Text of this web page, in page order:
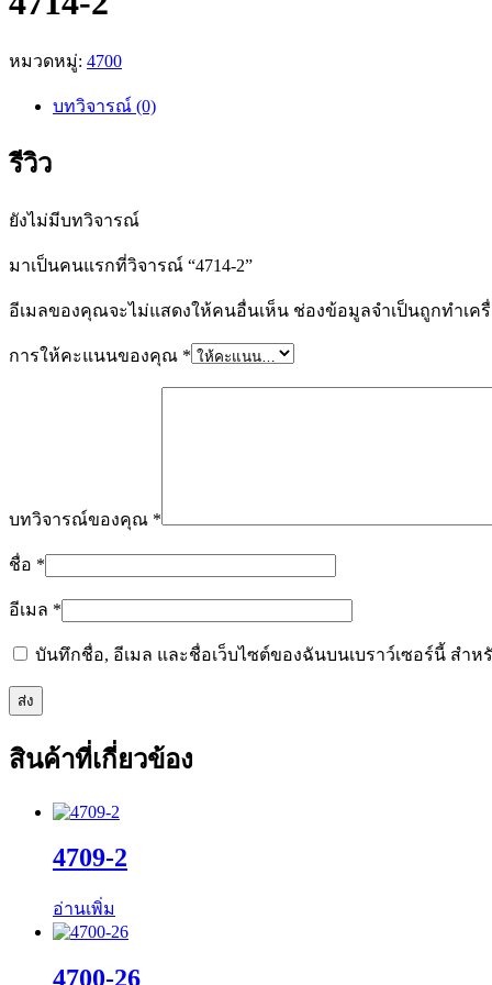
หมวดหมู่: 4700
บทวิจารณ์ (0)
รีวิว
ยังไม่มีบทวิจารณ์
มาเป็นคนแรกที่วิจารณ์ “4714-2”
อีเมลของคุณจะไม่แสดงให้คนอื่นเห็น ช่องข้อมูลจำเป็นถูกทำเค
การให้คะแนนของคุณ *
บทวิจารณ์ของคุณ *
ชื่อ *
อีเมล *
บันทึกชื่อ, อีเมล และชื่อเว็บไซต์ของฉันบนเบราว์เซอร์นี้ สำห
สินค้าที่เกี่ยวข้อง
4709-2
อ่านเพิ่ม
4700-26